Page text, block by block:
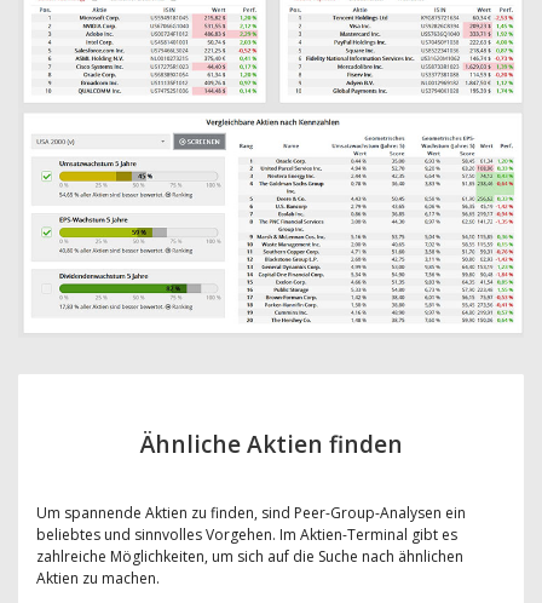
Ähnliche Aktien finden
Um spannende Aktien zu finden, sind Peer-Group-Analysen ein
beliebtes und sinnvolles Vorgehen. Im Aktien-Terminal gibt es
zahlreiche Möglichkeiten, um sich auf die Suche nach ähnlichen
Aktien zu machen.